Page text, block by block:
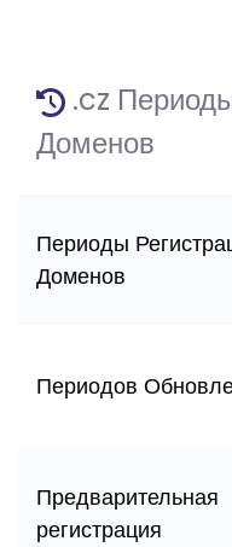
.cz
Доменов
Периоды
Доменов
Периодов
Предварительная
регистрация